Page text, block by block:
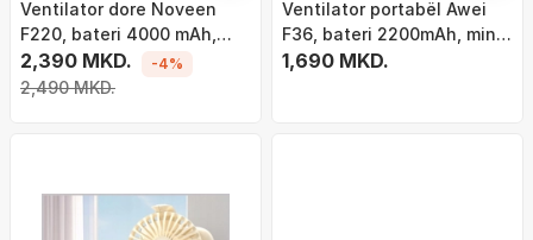
Ventilator dore Noveen
F220, bateri 4000 mAh,
USB, gri
2,390 MKD.
2,490 MKD.
-4%
Ventilator portabël Awei
F36, bateri 2200mAh, mini,
i bardhë
1,690 MKD.